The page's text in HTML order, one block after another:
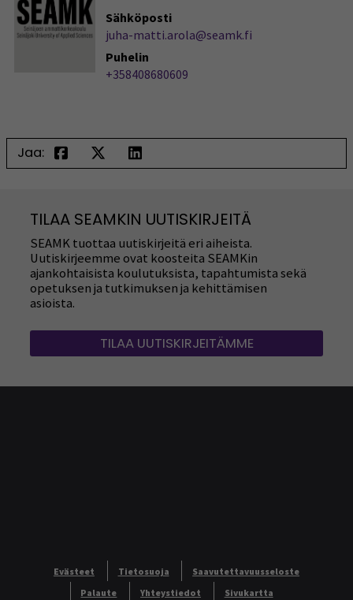
Sähköposti
juha-matti.arola@seamk.fi
Puhelin
+358408680609
Jaa:
TILAA SEAMKIN UUTISKIRJEITÄ
SEAMK tuottaa uutiskirjeitä eri aiheista.
Uutiskirjeemme ovat koosteita SEAMKin
ajankohtaisista koulutuksista, tapahtumista sekä
opetuksen ja tutkimuksen ja kehittämisen
asioista.
TILAA UUTISKIRJEITÄMME
Evästeet Tietosuoja
Saavutettavuusseloste
Palaute
Yhteystiedot Sivukartta